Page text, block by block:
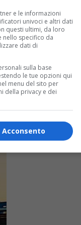
del dono”
fotografica
e le informazioni
univoci e altri dati
questi ultimi, da loro
nello specifico da
dati di
sulla base
le tue opzioni qui
menu del sito per
della privacy e dei
Acconsento